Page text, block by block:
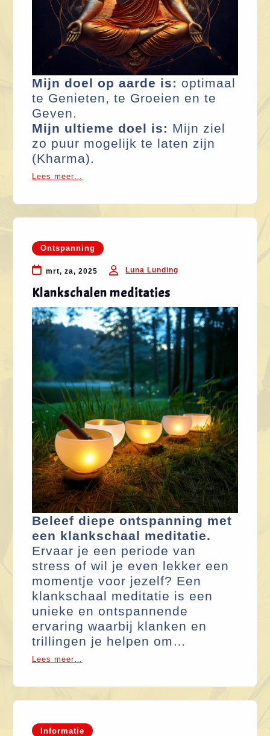
Mijn doel op aarde is: optimaal
te Genieten, te Groeien en te
Geven.
Mijn ultieme doel is: Mijn ziel
zo puur mogelijk te laten zijn
(Kharma).
Lees meer…
Ontspanning
mrt, za, 2025 Luna Lunding
Klankschalen meditaties
Beleef diepe ontspanning met
een klankschaal meditatie.
Ervaar je een periode van
stress of wil je even lekker een
momentje voor jezelf? Een
klankschaal meditatie is een
unieke en ontspannende
ervaring waarbij klanken en
trillingen je helpen om…
Lees meer…
Informatie